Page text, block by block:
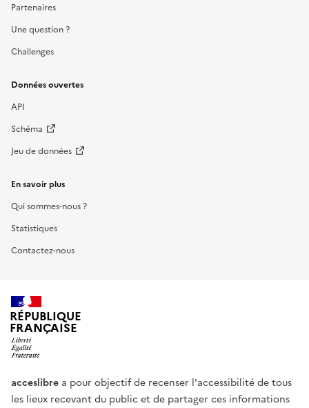
Partenaires
Une question ?
Challenges
Données ouvertes
API
Schéma
Jeu de données
En savoir plus
Qui sommes-nous ?
Statistiques
Contactez-nous
RÉPUBLIQUE
FRANÇAISE
acceslibre a pour objectif de recenser l'accessibilité de tous
les lieux recevant du public et de partager ces informations